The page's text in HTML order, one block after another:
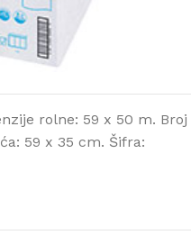
rolne: 59 x 50 m. Broj
59 x 35 cm. Šifra: